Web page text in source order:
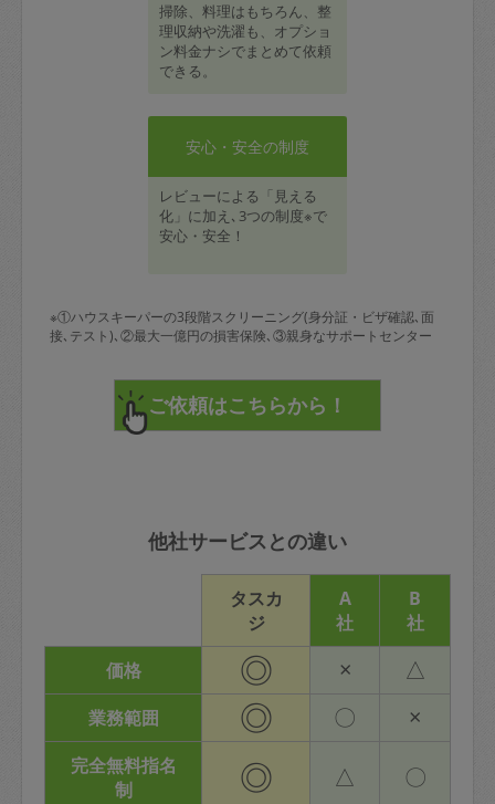
掃除、料理はもちろん、整
理収納や洗濯も、オプショ
ン料金ナシでまとめて依頼
できる。
安心・安全の制度
レビューによる「見える
化」に加え､3つの制度※で
安心・安全！
※①ハウスキーパーの3段階スクリーニング(身分証・ビザ確認､面
接､テスト)､②最大一億円の損害保険､③親身なサポートセンター
他社サービスとの違い
タスカ
ジ
A
社
B
社
価格
◎ × △
業務範囲 ◎ 〇 ×
完全無料指名
制
◎ △ 〇